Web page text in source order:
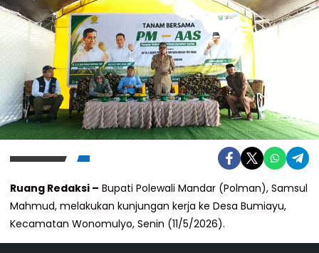
Ruang Redaksi – Bupati Polewali Mandar (Polman), Samsul
Mahmud, melakukan kunjungan kerja ke Desa Bumiayu,
Kecamatan Wonomulyo, Senin (11/5/2026).